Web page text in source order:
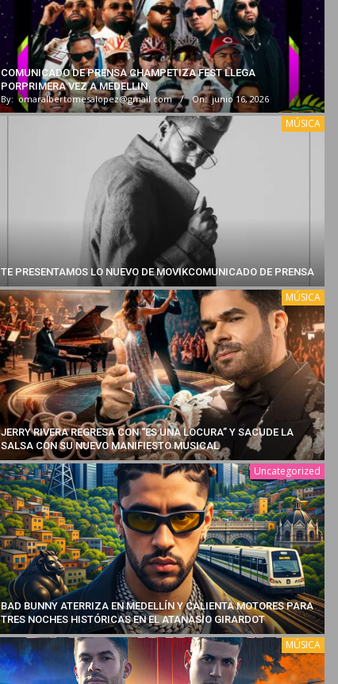
COMUNICADO DE PRENSA CHAMPETIZA FEST LLEGA
PORPRIMERA VEZ A MEDELLIN
By: omaralbertomesalopez@gmail.com On: junio 16, 2026
MÚSICA
TE PRESENTAMOS LO NUEVO DE MOVIKCOMUNICADO DE PRENSA
MÚSICA
JERRY RIVERA REGRESA CON “ES UNA LOCURA” Y SACUDE LA
SALSA CON SU NUEVO MANIFIESTO MUSICAL
Uncategorized
BAD BUNNY ATERRIZA EN MEDELLÍN Y CALIENTA MOTORES PARA
TRES NOCHES HISTÓRICAS EN EL ATANASIO GIRARDOT
MÚSICA